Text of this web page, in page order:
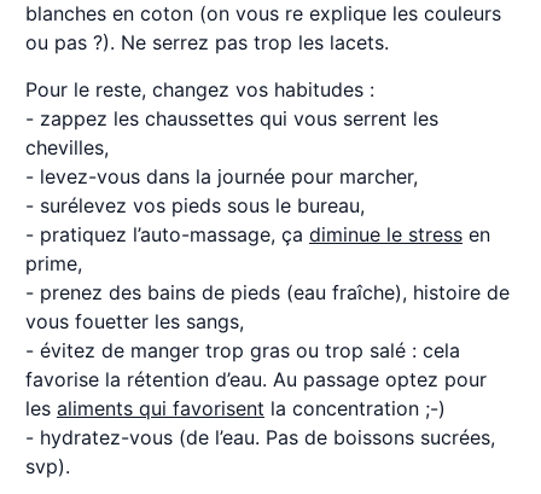
blanches en coton (on vous re explique les couleurs
ou pas ?). Ne serrez pas trop les lacets.
Pour le reste, changez vos habitudes :
- zappez les chaussettes qui vous serrent les
chevilles,
- levez-vous dans la journée pour marcher,
- surélevez vos pieds sous le bureau,
- pratiquez l’auto-massage, ça diminue le stress en
prime,
- prenez des bains de pieds (eau fraîche), histoire de
vous fouetter les sangs,
- évitez de manger trop gras ou trop salé : cela
favorise la rétention d’eau. Au passage optez pour
les aliments qui favorisent la concentration ;-)
- hydratez-vous (de l’eau. Pas de boissons sucrées,
svp).